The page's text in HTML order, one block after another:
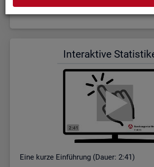
In­ter­ak­ti­ve
Eine kurze Ein­füh­rung (Dauer: 2:41)